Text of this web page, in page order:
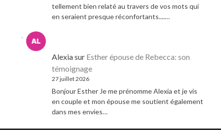
tellement bien relaté au travers de vos mots qui
en seraient presque réconfortants....…
Alexiasur Esther épouse de Rebecca: son
témoignage
27 juillet 2026
Bonjour Esther Je me prénomme Alexia et je vis
en couple et mon épouse me soutient également
dans mes envies…